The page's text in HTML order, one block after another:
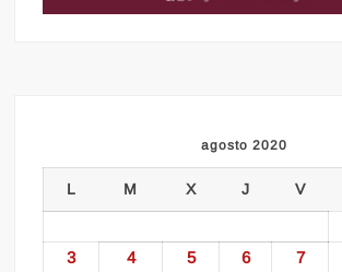
agosto 2020
L M X J V
3 4 5 6 7